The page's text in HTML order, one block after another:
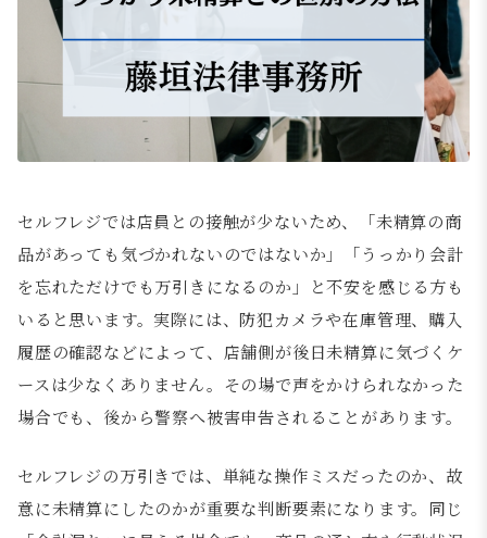
セルフレジでは店員との接触が少ないため、「未精算の商
品があっても気づかれないのではないか」「うっかり会計
を忘れただけでも万引きになるのか」と不安を感じる方も
いると思います。実際には、防犯カメラや在庫管理、購入
履歴の確認などによって、店舗側が後日未精算に気づくケ
ースは少なくありません。その場で声をかけられなかった
場合でも、後から警察へ被害申告されることがあります。
セルフレジの万引きでは、単純な操作ミスだったのか、故
意に未精算にしたのかが重要な判断要素になります。同じ